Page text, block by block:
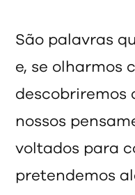
São palavras
e, se olharmos
descobriremos
nossos
voltados para
pretendemos